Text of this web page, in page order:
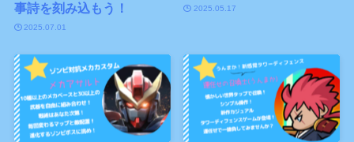
事詩を刻み込もう！
2025.07.01
2025.05.17